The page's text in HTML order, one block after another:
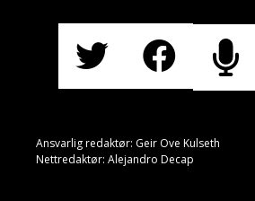
Ansvarlig redaktør: Geir Ove Kulseth
Nettredaktør: Alejandro Decap